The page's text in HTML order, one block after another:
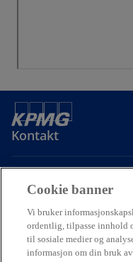
Kontakt
Om oss
Karriere
Cookie banner
Vi bruker
ordentlig, tilpasse innhold
til sosiale medier og
informasjon om din bruk